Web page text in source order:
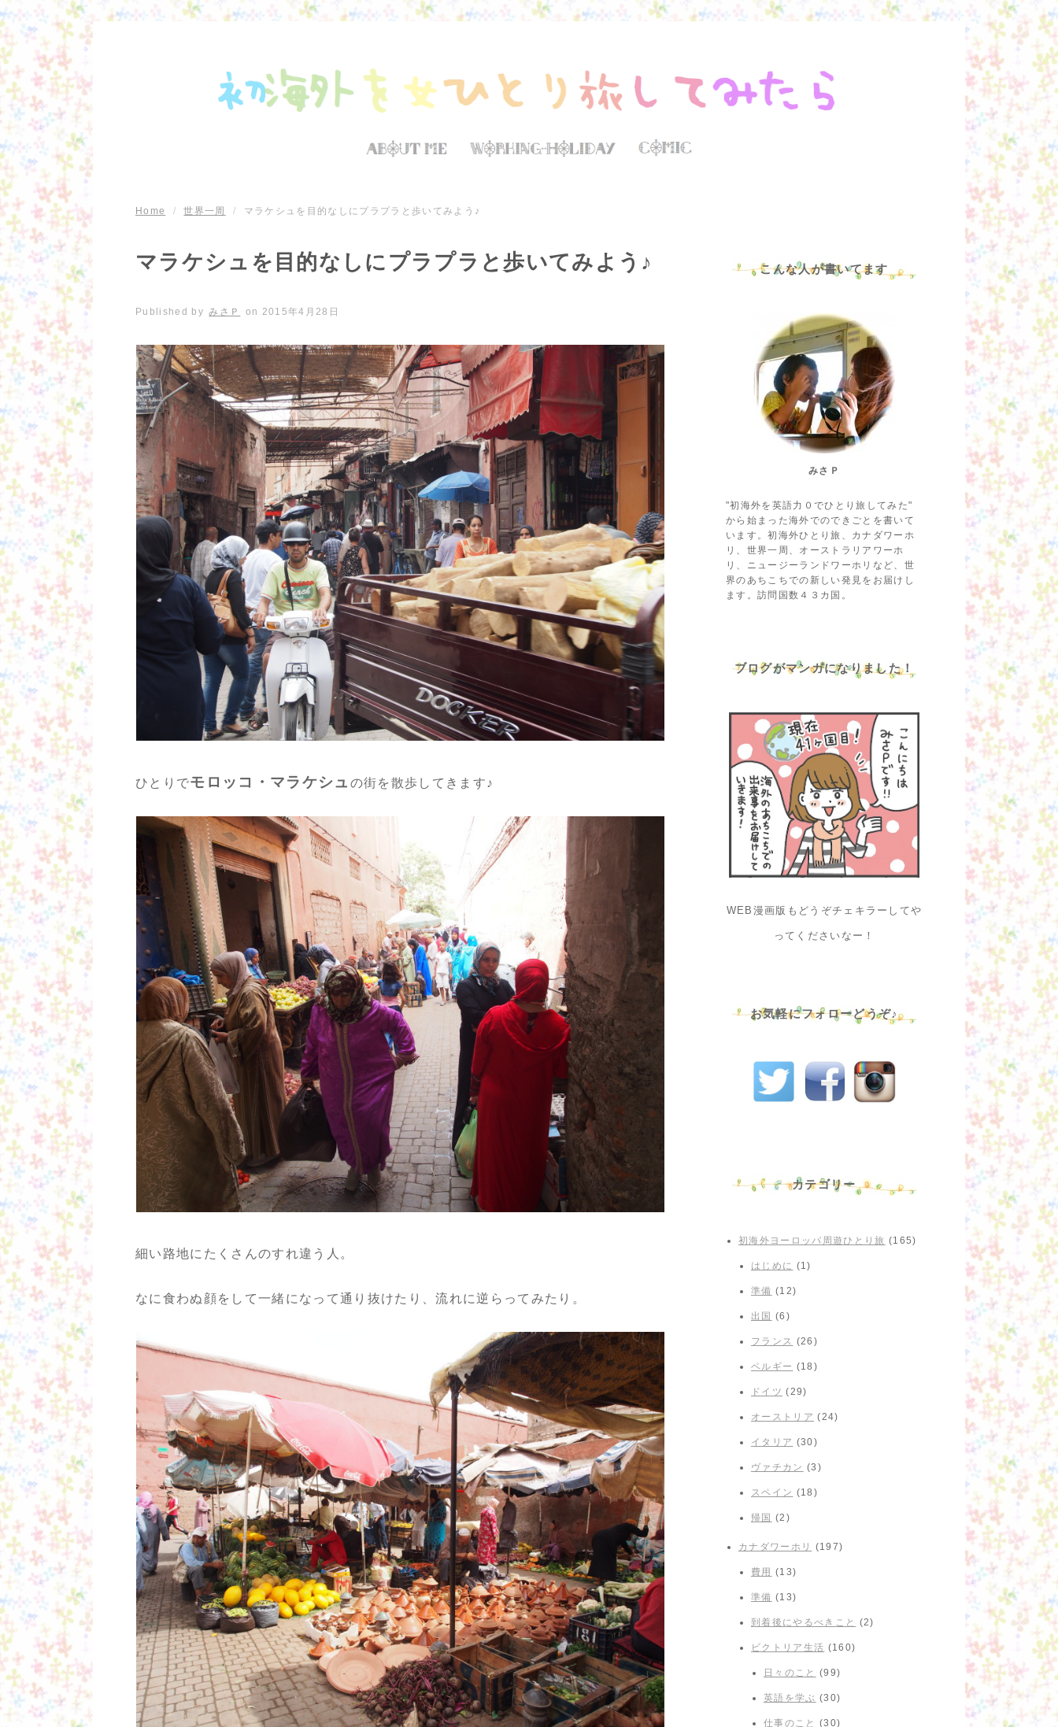
Home / 世界一周 / マラケシュを目的なしにプラプラと歩いてみよう♪
マラケシュを目的なしにプラプラと歩いてみよう♪
Published by みさＰ on 2015年4月28日
ひとりでモロッコ・マラケシュ の街を散歩してきます♪
細い路地にたくさんのすれ違う人。
なに食わぬ顔をして一緒になって通り抜けたり、流れに逆らってみたり。
こんな人が書いてます
みさＰ
"初海外を英語力０でひとり旅してみた"
から始まった海外でのできごとを書いて
います。初海外ひとり旅、カナダワーホ
リ、世界一周、オーストラリアワーホ
リ、ニュージーランドワーホリなど、世
界のあちこちでの新しい発見をお届けし
ます。訪問国数４３カ国。
ブログがマンガになりました！
WEB漫画版もどうぞチェキラーしてや
ってくださいなー！
お気軽にフォローどうぞ♪
カテゴリー
初海外ヨーロッパ周遊ひとり旅 (165)
はじめに (1)
準備 (12)
出国 (6)
フランス (26)
ベルギー (18)
ドイツ (29)
オーストリア (24)
イタリア (30)
ヴァチカン (3)
スペイン (18)
帰国 (2)
カナダワーホリ (197)
費用 (13)
準備 (13)
到着後にやるべきこと (2)
ビクトリア生活 (160)
日々のこと (99)
英語を学ぶ (30)
仕事のこと (30)